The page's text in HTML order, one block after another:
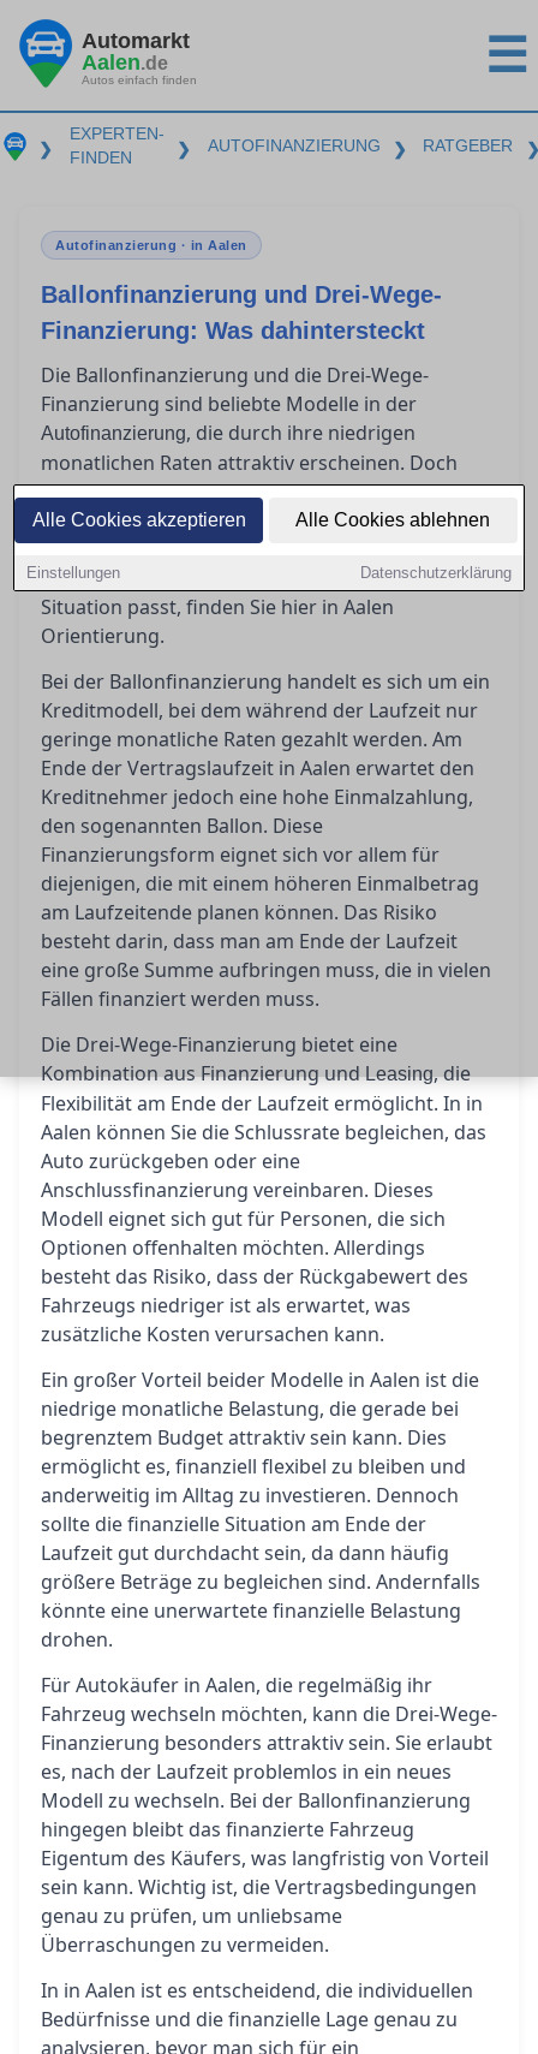
Alle Cookies akzeptieren Alle Cookies ablehnen
Einstellungen Datenschutzerklärung
Automarkt
Aalen.de
Autos einfach finden ☰
❯
EXPERTEN-
FINDEN
❯ AUTOFINANZIERUNG ❯ RATGEBER
Autofinanzierung · in Aalen
Ballonfinanzierung und Drei-Wege-
Finanzierung: Was dahintersteckt
Die Ballonfinanzierung und die Drei-Wege-
Finanzierung sind beliebte Modelle in der
Autofinanzierung, die durch ihre niedrigen
monatlichen Raten attraktiv erscheinen. Doch
was passiert am Ende der Laufzeit? Für wen sind
diese Modelle geeignet, und welche Risiken
sollten Sie beachten? Wenn Sie sich fragen,
welches Finanzierungsmodell am besten zu Ihrer
Situation passt, finden Sie hier in Aalen
Orientierung.
Bei der Ballonfinanzierung handelt es sich um ein
Kreditmodell, bei dem während der Laufzeit nur
geringe monatliche Raten gezahlt werden. Am
Ende der Vertragslaufzeit in Aalen erwartet den
Kreditnehmer jedoch eine hohe Einmalzahlung,
den sogenannten Ballon. Diese
Finanzierungsform eignet sich vor allem für
diejenigen, die mit einem höheren Einmalbetrag
am Laufzeitende planen können. Das Risiko
besteht darin, dass man am Ende der Laufzeit
eine große Summe aufbringen muss, die in vielen
Fällen finanziert werden muss.
Die Drei-Wege-Finanzierung bietet eine
Kombination aus Finanzierung undLeasing, die
Flexibilität am Ende der Laufzeit ermöglicht. In in
Aalen können Sie die Schlussrate begleichen, das
Auto zurückgeben oder eine
Anschlussfinanzierung vereinbaren. Dieses
Modell eignet sich gut für Personen, die sich
Optionen offenhalten möchten. Allerdings
besteht das Risiko, dass der Rückgabewert des
Fahrzeugs niedriger ist als erwartet, was
zusätzliche Kosten verursachen kann.
Ein großer Vorteil beider Modelle in Aalen ist die
niedrige monatliche Belastung, die gerade bei
begrenztem Budget attraktiv sein kann. Dies
ermöglicht es, finanziell flexibel zu bleiben und
anderweitig im Alltag zu investieren. Dennoch
sollte die finanzielle Situation am Ende der
Laufzeit gut durchdacht sein, da dann häufig
größere Beträge zu begleichen sind. Andernfalls
könnte eine unerwartete finanzielle Belastung
drohen.
Für Autokäufer in Aalen, die regelmäßig ihr
Fahrzeug wechseln möchten, kann die Drei-Wege-
Finanzierung besonders attraktiv sein. Sie erlaubt
es, nach der Laufzeit problemlos in ein neues
Modell zu wechseln. Bei der Ballonfinanzierung
hingegen bleibt das finanzierte Fahrzeug
Eigentum des Käufers, was langfristig von Vorteil
sein kann. Wichtig ist, die Vertragsbedingungen
genau zu prüfen, um unliebsame
Überraschungen zu vermeiden.
In in Aalen ist es entscheidend, die individuellen
Bedürfnisse und die finanzielle Lage genau zu
analysieren, bevor man sich für ein